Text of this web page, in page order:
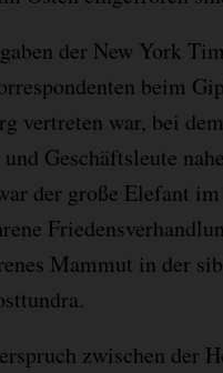
der New York
beim
vertreten war, bei
Geschäftsleute
der große Elefant
Mammut in der
zwischen der